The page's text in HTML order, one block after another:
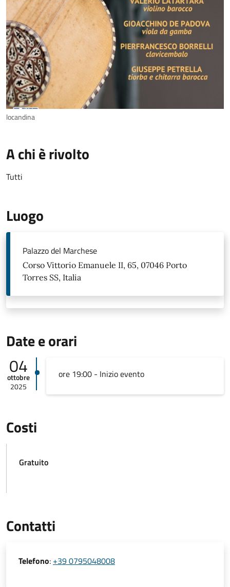
locandina
A chi è rivolto
Tutti
Luogo
Palazzo del Marchese
Corso Vittorio Emanuele II, 65, 07046 Porto
Torres SS, Italia
Date e orari
04
ottobre
2025
ore 19:00 - Inizio evento
Costi
Gratuito
Contatti
Telefono: +39 0795048008